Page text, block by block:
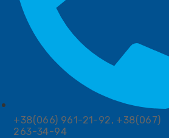
+38(066) 961-21-92, +38(067)
263-34-94